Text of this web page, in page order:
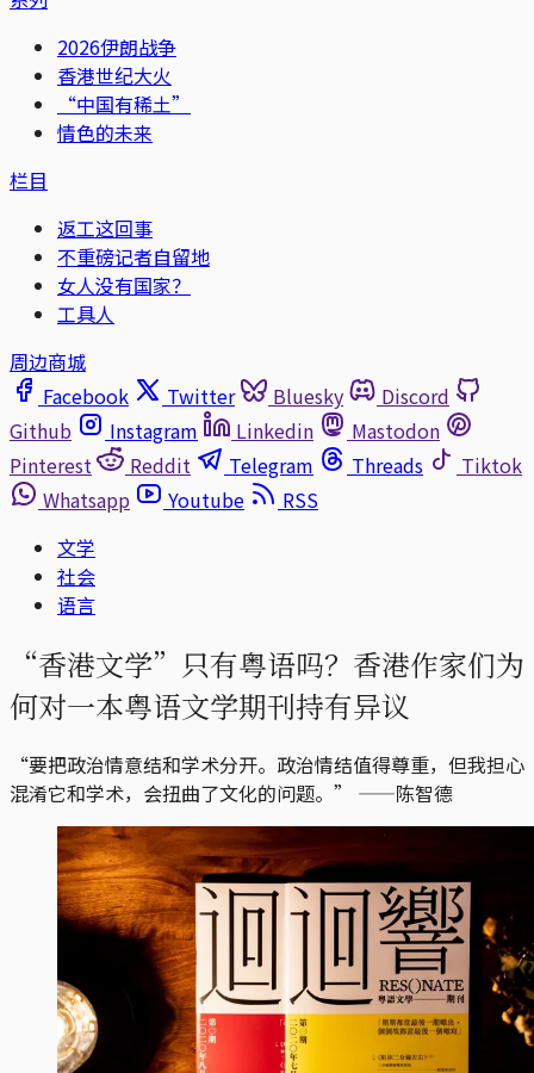
2026伊朗战争
香港世纪大火
“中国有稀土”
情色的未来
栏目
返工这回事
不重磅记者自留地
女人没有国家？
工具人
周边商城
Facebook
Twitter Bluesky
Discord
Github
Instagram Linkedin
Mastodon
Pinterest
Reddit Telegram Threads
Tiktok
Whatsapp
Youtube
RSS
文学
社会
语言
“香港文学”只有粤语吗？香港作家们为
何对一本粤语文学期刊持有异议
“要把政治情意结和学术分开。政治情结值得尊重，但我担心
混淆它和学术，会扭曲了文化的问题。” ——陈智德